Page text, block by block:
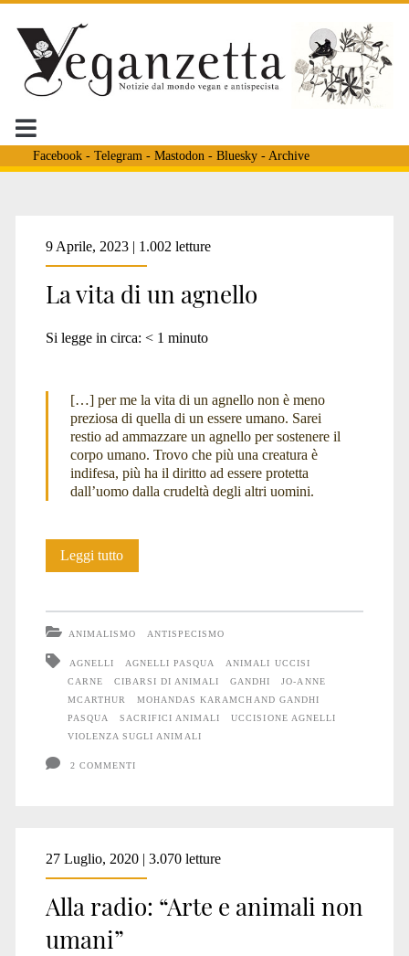
Facebook- Telegram - Mastodon - Bluesky- Archive
Tag:
<span>Jo-
Anne
McArthur</span>
9 Aprile, 2023 | 1.002 letture
La vita di un agnello
Si legge in circa: < 1 minuto
[…] per me la vita di un agnello non è meno
preziosa di quella di un essere umano. Sarei
restio ad ammazzare un agnello per sostenere il
corpo umano. Trovo che più una creatura è
indifesa, più ha il diritto ad essere protetta
dall’uomo dalla crudeltà degli altri uomini.
Leggi tuttoLa
agnello
ANIMALISMO ANTISPECISMO
AGNELLI AGNELLI PASQUA
ANIMALI UCCISI
CARNE
CIBARSI DI ANIMALI GANDHI
JO-ANNE
MCARTHUR
MOHANDAS KARAMCHAND GANDHI
PASQUA
SACRIFICI ANIMALI
UCCISIONE AGNELLI
VIOLENZA SUGLI ANIMALI
2 COMMENTI
27 Luglio, 2020 | 3.070 letture
Alla radio: “Arte e animali non
umani”